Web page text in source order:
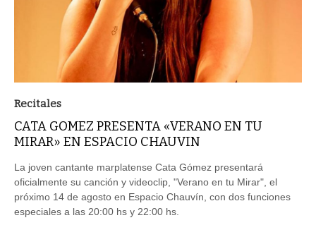
Recitales
CATA GOMEZ PRESENTA «VERANO EN TU
MIRAR» EN ESPACIO CHAUVIN
La joven cantante marplatense Cata Gómez presentará
oficialmente su canción y videoclip, "Verano en tu Mirar", el
próximo 14 de agosto en Espacio Chauvín, con dos funciones
especiales a las 20:00 hs y 22:00 hs.